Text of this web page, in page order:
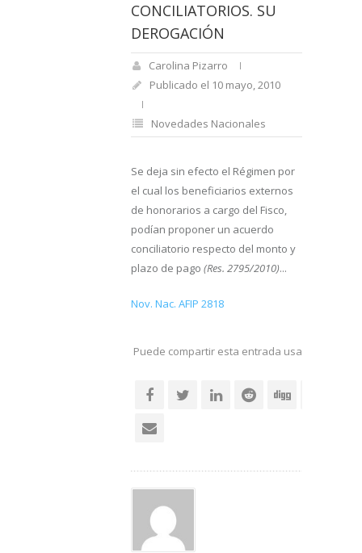
CONCILIATORIOS. SU
DEROGACIÓN
Carolina Pizarro
Publicado el 10 mayo, 2010
Novedades Nacionales
Se deja sin efecto el Régimen por
el cual los beneficiarios externos
de honorarios a cargo del Fisco,
podían proponer un acuerdo
conciliatorio respecto del monto y
plazo de pago (Res. 2795/2010)...
Nov. Nac. AFIP 2818
Puede compartir esta entrada usando sus